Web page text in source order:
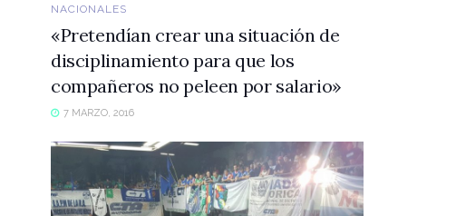
NACIONALES
«Pretendían crear una situación de
disciplinamiento para que los
compañeros no peleen por salario»
7 MARZO, 2016